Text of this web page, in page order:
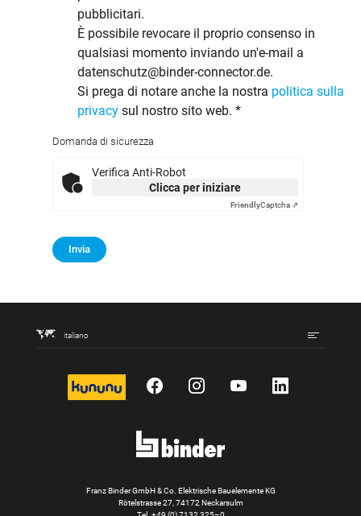
pubblicitari.
È possibile revocare il proprio consenso in
qualsiasi momento inviando un'e-mail a
datenschutz@binder-connector.de.
Si prega di notare anche la nostra politica sulla
privacy sul nostro sito web. *
Domanda di sicurezza
Verifica Anti-Robot
Clicca per iniziare
FriendlyCaptcha ⇗
Invia
italiano
kununu FacebookInstagram
YouTubeLinkedIn
Franz Binder GmbH & Co. Elektrische Bauelemente KG
Rötelstrasse 27, 74172 Neckarsulm